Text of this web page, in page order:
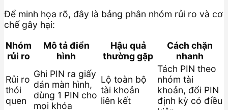
Để minh họa rõ, đây là bảng phân nhóm rủi ro và cơ
chế gây hại:
Nhóm
rủi ro
Mô tả điển
hình
Hậu quả
thường gặp
Cách chặn
nhanh
Rủi ro
thói
quen
Ghi PIN ra giấy
dán màn hình,
dùng 1 PIN cho
mọi khóa
Lộ toàn bộ
tài khoản
liên kết
Tách PIN theo
nhóm tài
khoản, đổi PIN
định kỳ có điều